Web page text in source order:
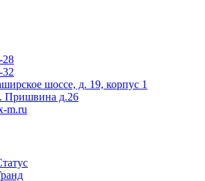
28
32
шоссе, д. 19, корпус 1
Пришвина д.26
m.ru